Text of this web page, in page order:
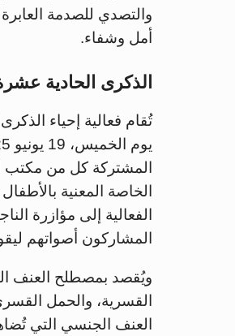
والتصدي للصدمة
أمل وشفاء.
الذكرى الحادية
تُقام فعالية إحياء
المشتركة كل من مكتب
الخاصة المعنية
الفعالية إلى مؤازرة
المشاركون أصواتهم
ويُقصد بمصطلح العنف
القسرية، والحمل
العنف الجنسي التي